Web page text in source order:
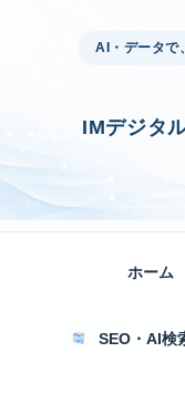
AI・データで
IMデジタ
ホーム
SEO・AI検